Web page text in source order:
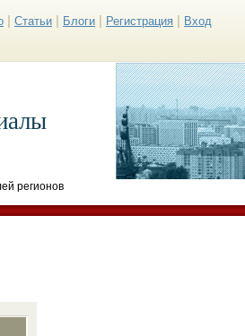
Статьи Блоги Регистрация Вход
регионов